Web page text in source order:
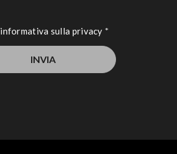
informativa sulla privacy *